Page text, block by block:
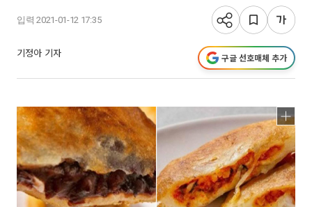
입력 2021-01-12 17:35
기정아 기자 구글 선호매체 추가